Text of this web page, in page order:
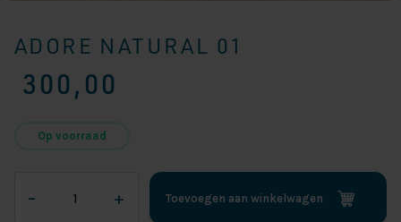
ADORE NATURAL 01
300,00
Op voorraad
–
Natural
+ Toevoegen aan winkelwagen